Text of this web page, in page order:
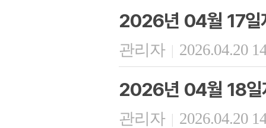
2026년 04월 17일
관리자 | 2026.04.20
2026년 04월 18일
관리자 | 2026.04.20